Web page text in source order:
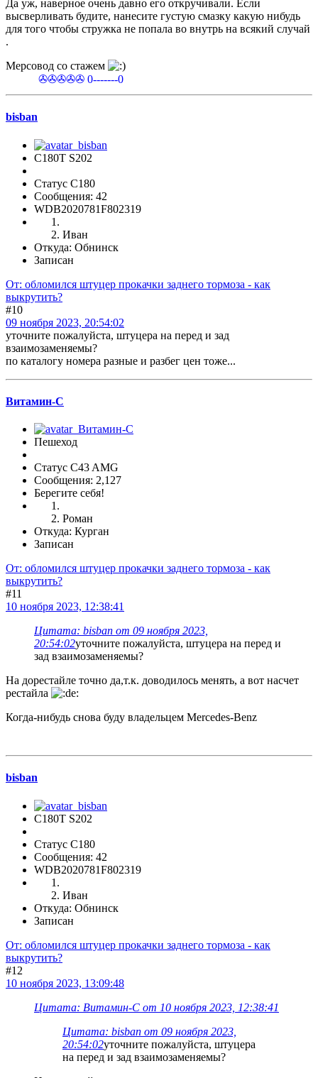
Да уж, наверное очень давно его откручивали. Если
высверливать будите, нанесите густую смазку какую нибудь
для того чтобы стружка не попала во внутрь на всякий случай
.
Мерсовод со стажем
✇✇✇✇✇ 0-------0
bisban
C180Т S202
Статус C180
Сообщения: 42
WDB2020781F802319
Иван
Откуда: Обнинск
Записан
От: обломился штуцер прокачки заднего тормоза - как
выкрутить?
#10
09 ноября 2023, 20:54:02
уточните пожалуйста, штуцера на перед и зад
взаимозаменяемы?
по каталогу номера разные и разбег цен тоже...
Витамин-С
Пешеход
Статус C43 AMG
Сообщения: 2,127
Берегите себя!
Роман
Откуда: Курган
Записан
От: обломился штуцер прокачки заднего тормоза - как
выкрутить?
#11
10 ноября 2023, 12:38:41
Цитата: bisban от 09 ноября 2023,
20:54:02уточните пожалуйста, штуцера на перед и
зад взаимозаменяемы?
На дорестайле точно да,т.к. доводилось менять, а вот насчет
рестайла
Когда-нибудь снова буду владельцем Mercedes-Benz
bisban
C180Т S202
Статус C180
Сообщения: 42
WDB2020781F802319
Иван
Откуда: Обнинск
Записан
От: обломился штуцер прокачки заднего тормоза - как
выкрутить?
#12
10 ноября 2023, 13:09:48
Цитата: Витамин-С от 10 ноября 2023, 12:38:41
Цитата: bisban от 09 ноября 2023,
20:54:02уточните пожалуйста, штуцера
на перед и зад взаимозаменяемы?